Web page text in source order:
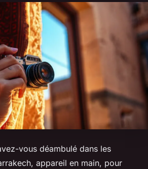
vous déambulé dans les
appareil en main, pour